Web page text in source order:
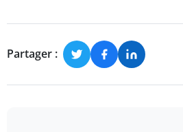
Partager :